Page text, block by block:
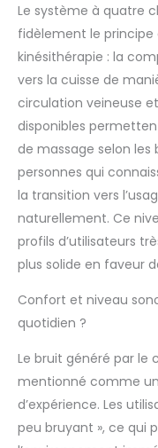
Le système à quatre
fidèlement le principe
kinésithérapie : la
vers la cuisse de
circulation veineuse
disponibles
de massage selon les
personnes qui
la transition vers
naturellement. Ce
profils d’utilisateurs
plus solide en faveur
Confort et niveau
quotidien ?
Le bruit généré par le
mentionné comme
d’expérience. Les
peu bruyant », ce qui